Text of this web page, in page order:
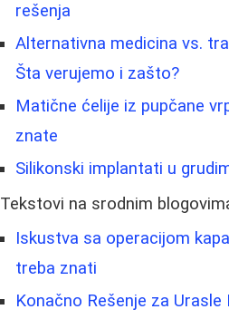
rešenja
Alternativna medicina vs.
Šta verujemo i zašto?
Matične ćelije iz pupčane
znate
Silikonski implantati u
Tekstovi na srodnim
Iskustva sa operacijom
treba znati
Konačno Rešenje za Urasle